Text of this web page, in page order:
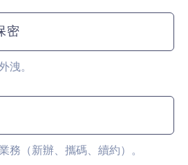
密
洩。
務（新辦、攜碼、續約）。